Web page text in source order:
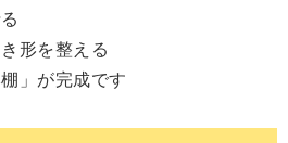
形を整える
」が完成です